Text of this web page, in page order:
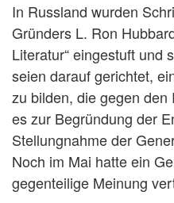
In Russland wurden
Gründers L. Ron
Literatur“ eingestuft und
seien darauf gerichtet,
zu bilden, die gegen
es zur Begründung der
Stellungnahme der
Noch im Mai hatte ein
gegenteilige Meinung